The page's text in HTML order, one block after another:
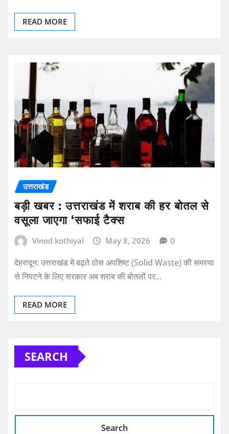
READ MORE
उत्तराखंड
बड़ी खबर : उत्तराखंड में शराब की हर बोतल से
वसूला जाएगा ‘सफाई टैक्स
Vinod kothiyal May 8, 2026 0
देहरादून: उत्तराखंड में बढ़ते ठोस अपशिष्ट (Solid Waste) की समस्या
से निपटने के लिए सरकार अब शराब की बोतलों पर…
READ MORE
SEARCH
Search